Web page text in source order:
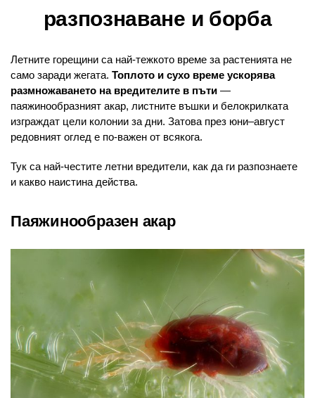
разпознаване и борба
Летните горещини са най-тежкото време за растенията не
само заради жегата. Топлото и сухо време ускорява
размножаването на вредителите в пъти —
паяжинообразният акар, листните въшки и белокрилката
изграждат цели колонии за дни. Затова през юни–август
редовният оглед е по-важен от всякога.
Тук са най-честите летни вредители, как да ги разпознаете
и какво наистина действа.
Паяжинообразен акар